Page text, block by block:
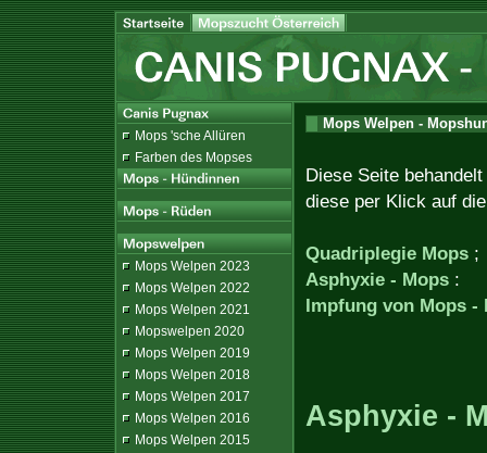
Mops 'sche Allüren
Farben des Mopses
Mops Welpen 2023
Mops Welpen 2022
Mops Welpen 2021
Mopswelpen 2020
Mops Welpen 2019
Mops Welpen 2018
Mops Welpen 2017
Mops Welpen 2016
Mops Welpen 2015
Mops Welpen -
Diese Seite
diese per Klick auf
Quadriplegie Mops ;
Asphyxie - Mops :
Impfung von Mops -
Asphyxie -